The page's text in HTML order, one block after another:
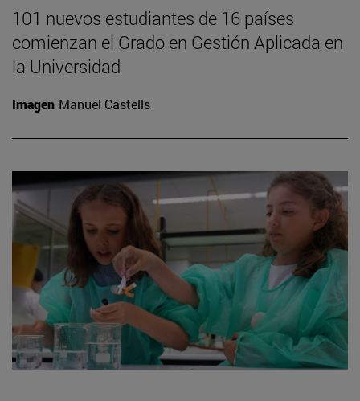
101 nuevos estudiantes de 16 países
comienzan el Grado en Gestión Aplicada en
la Universidad
Imagen Manuel Castells